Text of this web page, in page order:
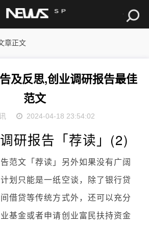
章正文
及反思,创业调研报告最佳
范文
2024-04-18 23:54:02
研报告「荐读」(2)
范文「荐读」另外如果没有广阔
划只能是一纸空谈，除了银行贷
借贷等传统方式外，还可以充分
基金或者申请创业富民扶持资金